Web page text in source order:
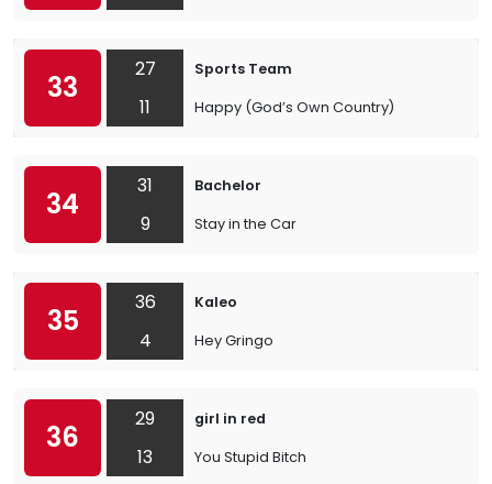
33
27
11
Sports Team
Happy (God’s Own Country)
34
31
9
Bachelor
Stay in the Car
35
36
4
Kaleo
Hey Gringo
36
29
13
girl in red
You Stupid Bitch